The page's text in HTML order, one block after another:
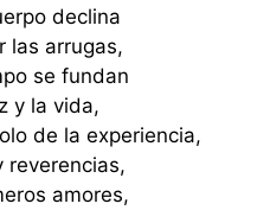
declina
las arrugas,
se fundan
y la vida,
de la experiencia,
reverencias,
amores,